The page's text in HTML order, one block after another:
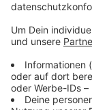
Alle
Der Kreis